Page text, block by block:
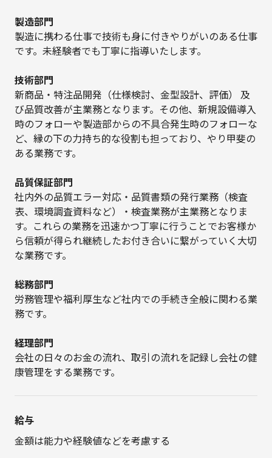
製造部門
製造に携わる仕事で技術も身に付きやりがいのある仕事
です。未経験者でも丁寧に指導いたします。
技術部門
新商品・特注品開発（仕様検討、金型設計、評価） 及
び品質改善が主業務となります。その他、新規設備導入
時のフォローや製造部からの不具合発生時のフォローな
ど、縁の下の力持ち的な役割も担っており、やり甲斐の
ある業務です。
品質保証部門
社内外の品質エラー対応・品質書類の発行業務（検査
表、環境調査資料など）・検査業務が主業務となりま
す。これらの業務を迅速かつ丁寧に行うことでお客様か
ら信頼が得られ継続したお付き合いに繋がっていく大切
な業務です。
総務部門
労務管理や福利厚生など社内での手続き全般に関わる業
務です。
経理部門
会社の日々のお金の流れ、取引の流れを記録し会社の健
康管理をする業務です。
給与
金額は能力や経験値などを考慮する